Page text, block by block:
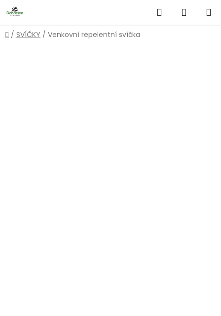
Přejít
na
obsah
Hledat
KOŠÍK
Domů
/ SVÍČKY / Venkovní repelentní svíčka